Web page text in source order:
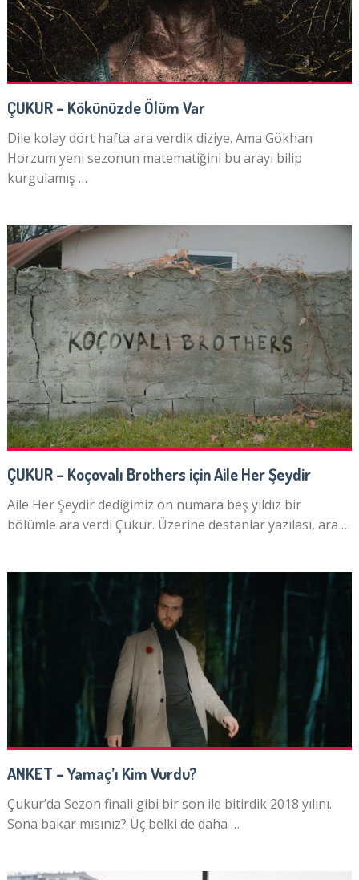
ÇUKUR – Kökünüzde Ölüm Var
Dile kolay dört hafta ara verdik diziye. Ama Gökhan
Horzum yeni sezonun matematiğini bu arayı bilip
kurgulamış …
ÇUKUR – Koçovalı Brothers için Aile Her Şeydir
Aile Her Şeydir dediğimiz on numara beş yıldız bir
bölümle ara verdi Çukur. Üzerine destanlar yazılası, ara …
ANKET – Yamaç’ı Kim Vurdu?
Çukur’da Sezon finali gibi bir son ile bitirdik 2018 yılını.
Sona bakar mısınız? Üç belki de daha …